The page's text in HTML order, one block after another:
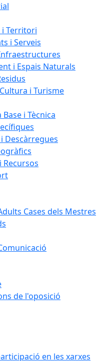
Territori
i Serveis
i Espais Naturals
i Turisme
i Tècnica
Descàrregues
Recursos
Cases dels Mestres
de l'oposició
en les xarxes